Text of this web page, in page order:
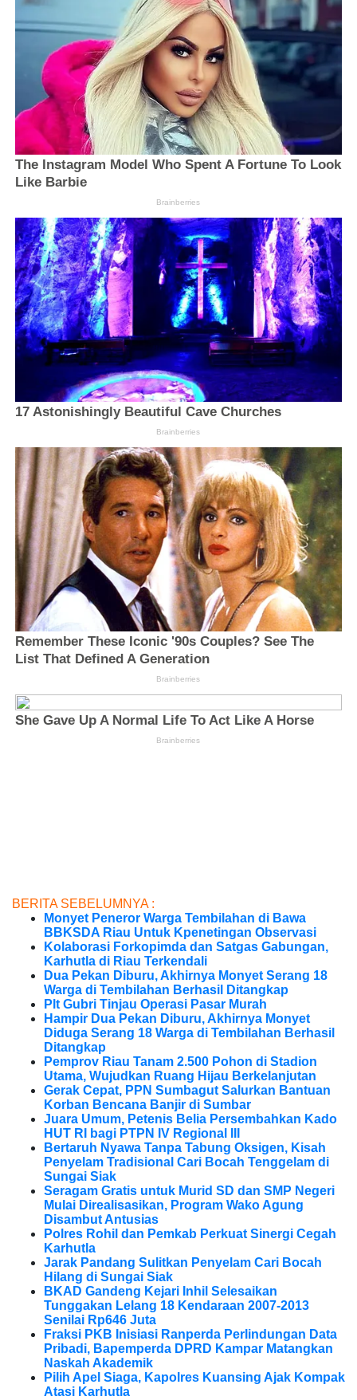
BERITA SEBELUMNYA :
Monyet Peneror Warga Tembilahan di Bawa
BBKSDA Riau Untuk Kpenetingan Observasi
Kolaborasi Forkopimda dan Satgas Gabungan,
Karhutla di Riau Terkendali
Dua Pekan Diburu, Akhirnya Monyet Serang 18
Warga di Tembilahan Berhasil Ditangkap
Plt Gubri Tinjau Operasi Pasar Murah
Hampir Dua Pekan Diburu, Akhirnya Monyet
Diduga Serang 18 Warga di Tembilahan Berhasil
Ditangkap
Pemprov Riau Tanam 2.500 Pohon di Stadion
Utama, Wujudkan Ruang Hijau Berkelanjutan
Gerak Cepat, PPN Sumbagut Salurkan Bantuan
Korban Bencana Banjir di Sumbar
Juara Umum, Petenis Belia Persembahkan Kado
HUT RI bagi PTPN IV Regional III
Bertaruh Nyawa Tanpa Tabung Oksigen, Kisah
Penyelam Tradisional Cari Bocah Tenggelam di
Sungai Siak
Seragam Gratis untuk Murid SD dan SMP Negeri
Mulai Direalisasikan, Program Wako Agung
Disambut Antusias
Polres Rohil dan Pemkab Perkuat Sinergi Cegah
Karhutla
Jarak Pandang Sulitkan Penyelam Cari Bocah
Hilang di Sungai Siak
BKAD Gandeng Kejari Inhil Selesaikan
Tunggakan Lelang 18 Kendaraan 2007-2013
Senilai Rp646 Juta
Fraksi PKB Inisiasi Ranperda Perlindungan Data
Pribadi, Bapemperda DPRD Kampar Matangkan
Naskah Akademik
Pilih Apel Siaga, Kapolres Kuansing Ajak Kompak
Atasi Karhutla